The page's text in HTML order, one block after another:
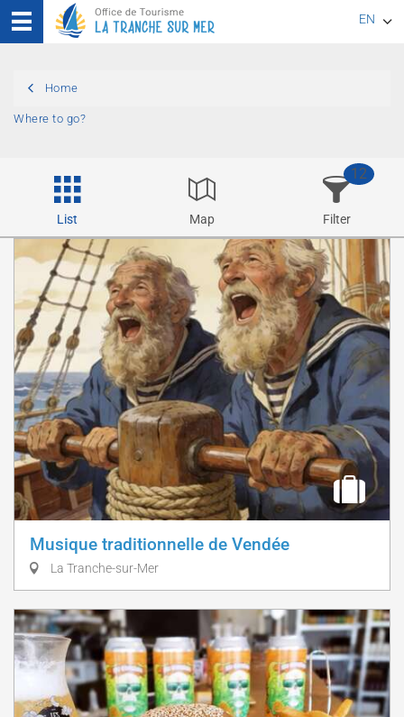
EN
Home
Where to go?
List Map Filter
12
Musique traditionnelle de Vendée
La Tranche-sur-Mer